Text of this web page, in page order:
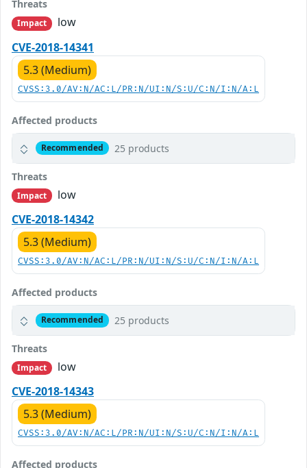
Threats
Impact
low
CVE-2018-14341
5.3 (Medium)
CVSS:3.0/AV:N/AC:L/PR:N/UI:N/S:U/C:N/I:N/A:L
Affected products
Recommended 25 products
Threats
Impact
low
CVE-2018-14342
5.3 (Medium)
CVSS:3.0/AV:N/AC:L/PR:N/UI:N/S:U/C:N/I:N/A:L
Affected products
Recommended 25 products
Threats
Impact
low
CVE-2018-14343
5.3 (Medium)
CVSS:3.0/AV:N/AC:L/PR:N/UI:N/S:U/C:N/I:N/A:L
Affected products